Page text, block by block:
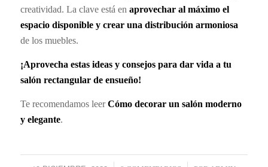
creatividad. La clave está en aprovechar al máximo el
espacio disponible y crear una distribución armoniosa
de los muebles.
¡Aprovecha estas ideas y consejos para dar vida a tu
salón rectangular de ensueño!
Te recomendamos leerCómo decorar un salón moderno
y elegante.